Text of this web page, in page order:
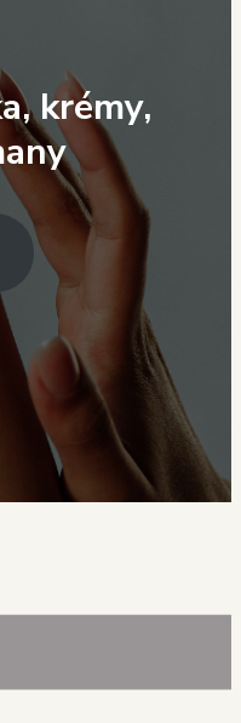
krémy,